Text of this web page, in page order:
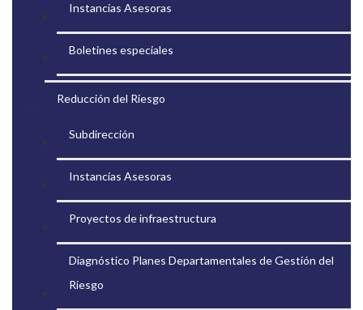
Instancias Asesoras
Boletines especiales
Reducción del Riesgo
Subdirección
Instancias Asesoras
Proyectos de infraestructura
Diagnóstico Planes Departamentales de Gestión del
Riesgo